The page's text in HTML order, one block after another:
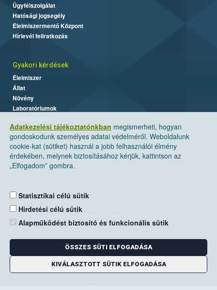
Adatkezelési tájékoztatónkban megismerheti, hogyan
gondoskodunk személyes adatai védelméről. Weboldalunk
cookie-kat (sütiket) használ a jobb felhasználói élmény
érdekében, melynek biztosításához kérjük, kattintson az
„Elfogadom” gombra.
Statisztikai célú sütik
Hirdetési célú sütik
Alapműködést biztosító és funkcionális sütik
ÖSSZES SÜTI ELFOGADÁSA
KIVÁLASZTOTT SÜTIK ELFOGADÁSA
Ügyfélszolgálat
Hatósági jogsegély
Élelmiszermentő Központ
Hírlevél feliratkozás
Gyakori kérdések
Élelmiszer
Állat
Növény
Laboratóriumok
Nemzeti Élelmiszerlánc-biztonsági Hivatal
Levelezési cím: 1525 Budapest. Pf. 30.
E-mail:ugyfelszolgalat@nebih.gov.hu
Zöld szám: 06-80/263-244
Telefon: 06-1/ 336-9000